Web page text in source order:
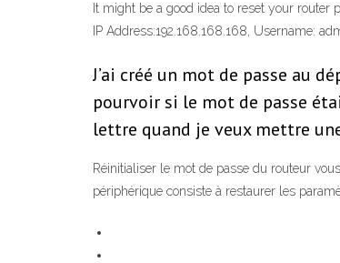
It might be a good idea to reset your router
IP Address:192.168.168.168, Username:
J’ai créé un mot de passe au
pourvoir si le mot de passe
lettre quand je veux mettre
Réinitialiser le mot de passe du routeur
périphérique consiste à restaurer les